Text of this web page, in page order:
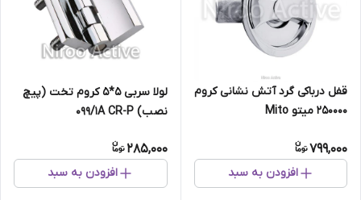
قفل درباکی گرد آتش نشانی کروم
250000 میتو Mito
799,000
افزودن به سبد
لولا سربی ۵*۵ کروم تخت (پیچ
نصب) ۰۹۹/۱A CR-P
285,000
افزودن به سبد